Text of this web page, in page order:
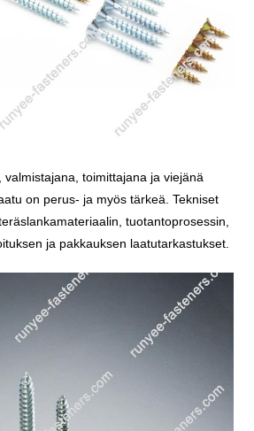
valmistajana, toimittajana ja viejänä
on perus- ja myös tärkeä. Tekniset
tuotantoprosessin,
ja pakkauksen laatutarkastukset.